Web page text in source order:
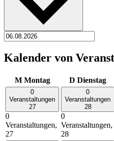
Kalender von
M Montag D Dienstag
0
Veranstaltungen
27
0
Veranstaltungen,
27
0
Veranstaltungen
28
0
Veranstaltungen,
28